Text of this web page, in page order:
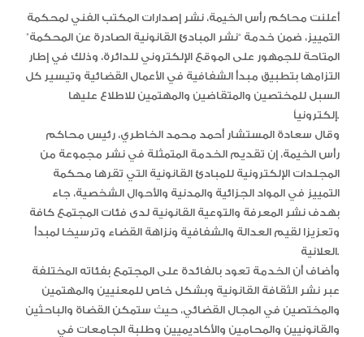
أعلنت محاكم رأس الخيمة، نشر إصدارات المكتب الفني لمحكمة
التمييز، ضمن خدمة “نشر المبادئ القانونية الصادرة عن المحكمة”
المتاحة للجمهور على الموقع الإلكتروني للدائرة، وذلك في إطار
التزامها بتطبيق مبدأ الشفافية في الأعمال القضائية وتيسير كل
السبل للمختصين والمتقاضين والمهتمين للاطلاع عليها
إلكترونياً.
وقال سعادة المستشار أحمد محمد الخاطري، رئيس محاكم
رأس الخيمة، إن تقديم الخدمة المتمثلة في نشر مجموعة من
المجلدات الإلكترونية للمبادئ القانونية التي تقرها محكمة
التمييز في المواد الجزائية والمدنية والأحوال الشخصية، جاء
بهدف نشر المعرفة والتوعية القانونية لدى فئات المجتمع كافة
وتعزيزا لقيم العدالة والشفافية ونزاهة القضاء وترسيخا لمبدأ
العلانية.
وأضاف أن الخدمة تعود بالفائدة على المجتمع بفئاته المختلفة
عبر نشر الثقافة القانونية وبشكل خاص للمعنيين والمهتمين
والمختصين في المجال القضائي، حيث ستمكن القضاة والباحثين
والقانونيين والمحامين والأكاديميين وطلبة الجامعات في